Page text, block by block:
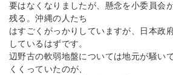
要はなくなりましたが、懸念を小委員会
残る。沖縄の人たち
はすごくがっかりしていますが、日本政
しているはずです。
辺野古の軟弱地盤については地元が騒い
くくっていたのが、